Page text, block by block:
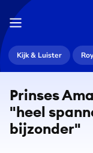
Kijk & Luister
Prinses
"heel
bijzonder"